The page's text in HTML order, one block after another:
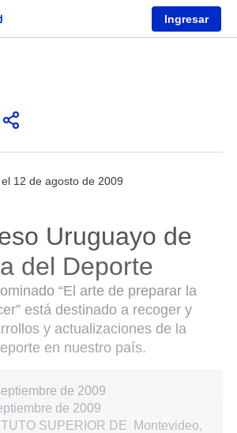
Ingresar
12 de agosto de 2009
Uruguayo de
del Deporte
“El arte de preparar la
está destinado a recoger y
y actualizaciones de la
en nuestro país.
de 2009
de 2009
SUPERIOR DE
Montevideo,